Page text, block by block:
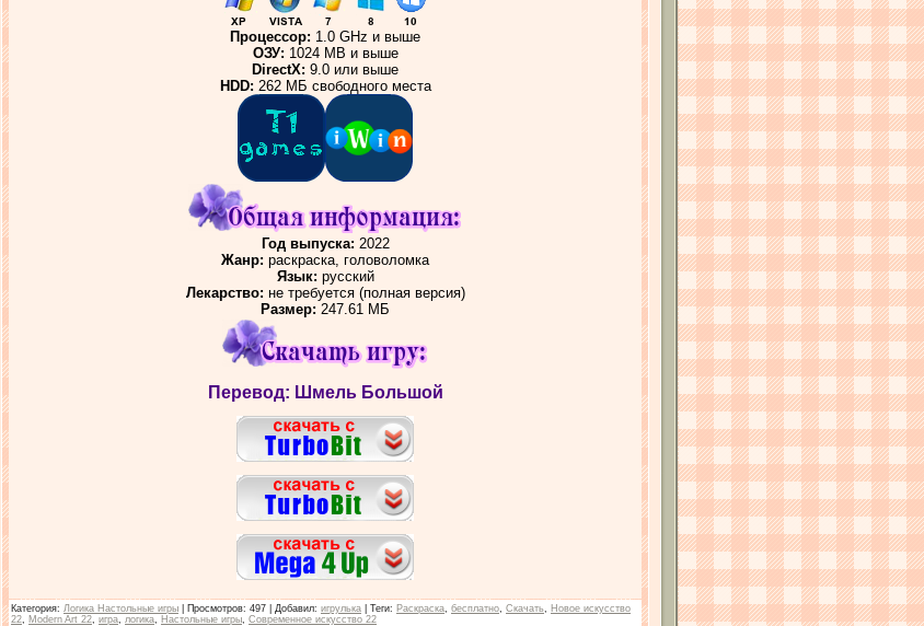
Процессор: 1.0 GHz и выше
ОЗУ: 1024 MB и выше
DirectX: 9.0 или выше
HDD: 262 МБ свободного места
Год выпуска: 2022
Жанр: раскраска, головоломка
Язык: русский
Лекарство: не требуется (полная версия)
Размер: 247.61 МБ
Перевод: Шмель Большой
Категория: Логика Настольные игры Просмотров: 497 | Добавил: игрулька Теги: Раскраска бесплатно Скачать
Новое искусство
22
Modern Art 22 игра логика Настольные игры Современное искусство 22